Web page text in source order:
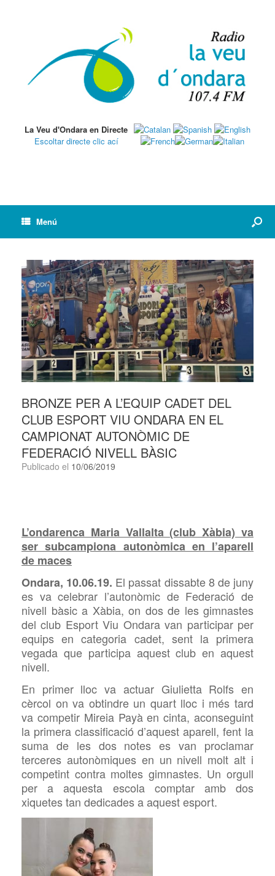
La Veu d'Ondara en Directe
Escoltar directe clic ací
Menú
BRONZE PER A L’EQUIP CADET DEL
CLUB ESPORT VIU ONDARA EN EL
CAMPIONAT AUTONÒMIC DE
FEDERACIÓ NIVELL BÀSIC
Publicado el 10/06/2019
L’ondarenca Maria Vallalta (club Xàbia) va
ser subcampiona autonòmica en l’aparell
de maces
Ondara, 10.06.19. El passat dissabte 8 de juny
es va celebrar l’autonòmic de Federació de
nivell bàsic a Xàbia, on dos de les gimnastes
del club Esport Viu Ondara van participar per
equips en categoria cadet, sent la primera
vegada que participa aquest club en aquest
nivell.
En primer lloc va actuar Giulietta Rolfs en
cèrcol on va obtindre un quart lloc i més tard
va competir Mireia Payà en cinta, aconseguint
la primera classificació d’aquest aparell, fent la
suma de les dos notes es van proclamar
terceres autonòmiques en un nivell molt alt i
competint contra moltes gimnastes. Un orgull
per a aquesta escola comptar amb dos
xiquetes tan dedicades a aquest esport.